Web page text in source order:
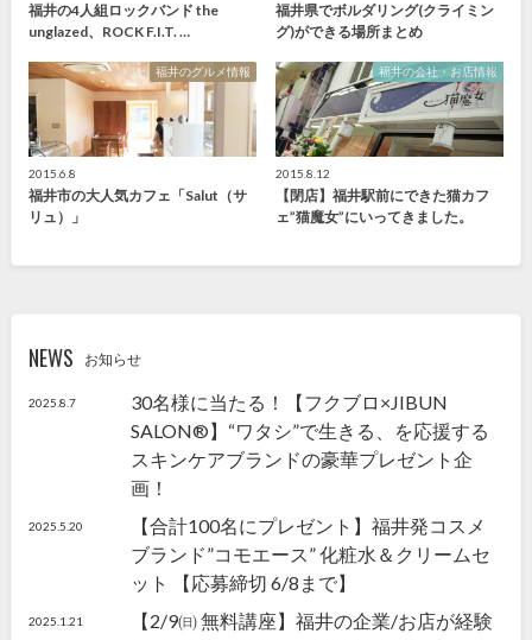
福井の4人組ロックバンド the
unglazed、ROCK F.I.T. …
福井県でボルダリング(クライミン
グ)ができる場所まとめ
福井のグルメ情報
2015.6.8
福井市の大人気カフェ「Salut（サ
リュ）」
福井の会社・お店情報
2015.8.12
【閉店】福井駅前にできた猫カフ
ェ”猫魔女”にいってきました。
NEWS お知らせ
2025.8.7
30名様に当たる！【フクブロ×JIBUN
SALON®】“ワタシ”で生きる、を応援する
スキンケアブランドの豪華プレゼント企
画！
2025.5.20
【合計100名にプレゼント】福井発コスメ
ブランド”コモエース” 化粧水＆クリームセ
ット 【応募締切 6/8まで】
2025.1.21
【2/9㈰ 無料講座】福井の企業/お店が経験